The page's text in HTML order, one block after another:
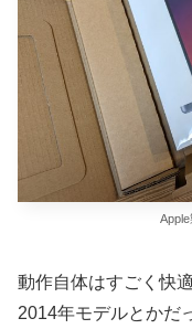
動作自体はすごく快
2014年モデルとかだ